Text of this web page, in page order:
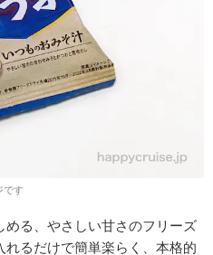
です
める、やさしい甘さのフリーズ
れるだけで簡単楽らく、本格的